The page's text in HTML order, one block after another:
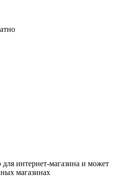
для интернет-магазина и может
магазинах